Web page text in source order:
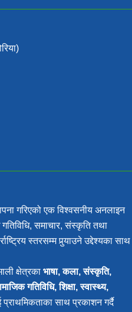
गरिएको एक विश्वसनीय अनलाइन
गतिविधि, समाचार, संस्कृति तथा
स्तरसम्म पुर्‍याउने उद्देश्यका साथ
क्षेत्रका भाषा, कला, संस्कृति,
गतिविधि, शिक्षा, स्वास्थ्य,
प्राथमिकताका साथ प्रकाशन गर्दै